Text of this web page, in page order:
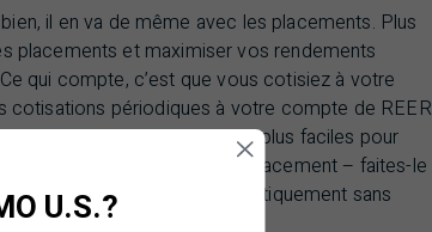
il en va de même avec les placements. Plus
placements et maximiser vos rendements
qui compte, c’est que vous cotisiez à votre
cotisations périodiques à votre compte de REER
les choses soient encore plus faciles pour
à votre compte de placement – faites-le
pouvez mettre de côté pratiquement sans
U.S.?